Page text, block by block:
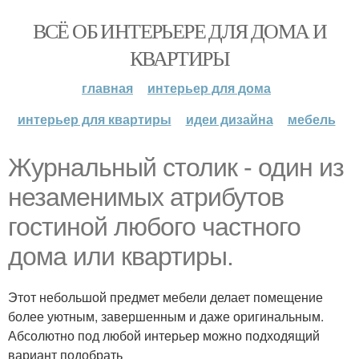
ВСЁ ОБ ИНТЕРЬЕРЕ ДЛЯ ДОМА И
КВАРТИРЫ
главная
интерьер для дома
интерьер для квартиры
идеи дизайна мебель
Журнальный столик - один из
незаменимых атрибутов
гостиной любого частного
дома или квартиры.
Этот небольшой предмет мебели делает помещение
более уютным, завершенным и даже оригинальным.
Абсолютно под любой интерьер можно подходящий
вариант подобрать